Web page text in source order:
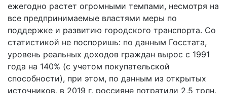
ежегодно растет огромными темпами, несмотря на
все предпринимаемые властями меры по
поддержке и развитию городского транспорта. Со
статистикой не поспоришь: по данным Госстата,
уровень реальных доходов граждан вырос с 1991
года на 140% (с учетом покупательской
способности), при этом, по данным из открытых
источников, в 2019 г. россияне потратили 2,5 трлн.